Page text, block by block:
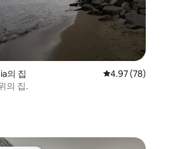
), 후기 24개
의 집 평점 4.97점(5점 만점),
4.97 (78)
의 집.